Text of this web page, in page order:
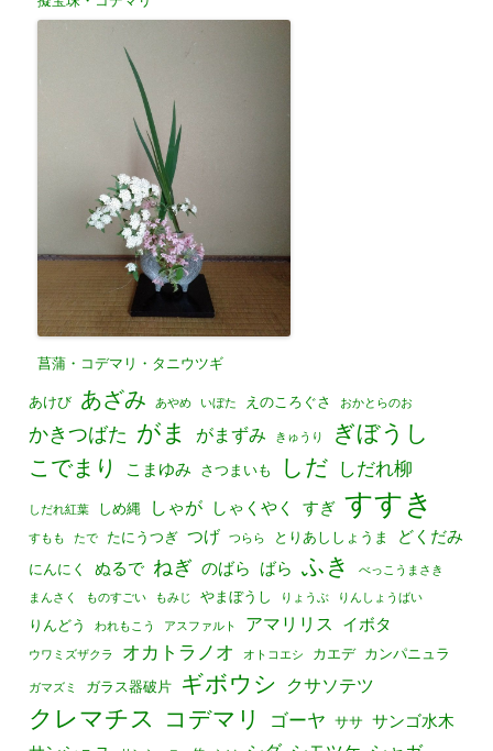
菖蒲・コデマリ・タニウツギ
あけび あざみ あやめ いぼた えのころぐさ おかとらのお
かきつばた がま がまずみ きゅうり ぎぼうし
こでまり こまゆみ さつまいも しだ しだれ柳
しだれ紅葉 しめ縄 しゃが しゃくやく すぎ すすき
すもも たで たにうつぎ つげ つらら とりあししょうま どくだみ
にんにく ぬるで ねぎ のばら ばら ふき べっこうまさき
まんさく ものすごい もみじ やまぼうし りょうぶ りんしょうばい
りんどう われもこう アスファルト アマリリス イボタ
ウワミズザクラ オカトラノオ オトコエシ カエデ カンパニュラ
ガマズミ ガラス器破片 ギボウシ クサソテツ
クレマチス コデマリ ゴーヤ ササ サンゴ水木